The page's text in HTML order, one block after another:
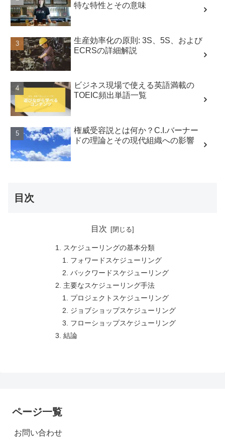
特な特性とその意味
生産効率化の原則: 3S、5S、および
ECRSの詳細解説
ビジネス現場で使える英語満載の
TOEIC頻出単語一覧
権威受容説とは何か？C.I.バーナー
ドの理論とその現代組織への影響
目次
目次
スケジューリングの基本分類
フォワードスケジューリング
バックワードスケジューリング
主要なスケジューリング手法
プロジェクトスケジューリング
ジョブショップスケジューリング
フローショップスケジューリング
結論
ページ一覧
お問い合わせ